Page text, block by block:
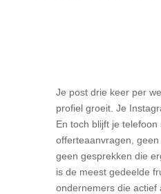
Je post drie keer per
profiel groeit. Je
En toch blijft je telefoon
offerteaanvragen, geen
geen gesprekken die
is de meest gedeelde
ondernemers die actief